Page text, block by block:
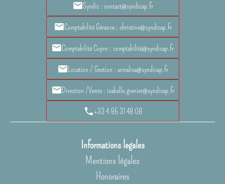
Syndic : contact@syndicap.fr
Comptabilité Gérance : christine@syndicap.fr
Comptabilité Copro : comptabilité@syndicap.fr
Location / Gestion : annalisa@syndicap.fr
Direction /Vente : isabelle.grenier@syndicap.fr
+33 4 95 31 48 08
Informations legales
Mentions légales
Honoraires